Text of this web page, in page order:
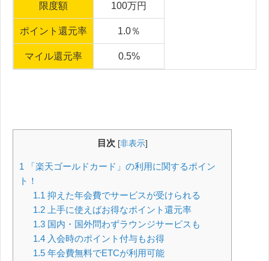
限度額 100万円
ポイント還元率 1.0％
マイル還元率 0.5%
目次 [非表示]
1 「楽天ゴールドカード」の利用に関するポイン
ト！
1.1 抑えた年会費でサービスが受けられる
1.2上手に使えばお得なポイント還元率
1.3国内・国外問わずラウンジサービスも
1.4入会時のポイント付与もお得
1.5年会費無料でETCが利用可能